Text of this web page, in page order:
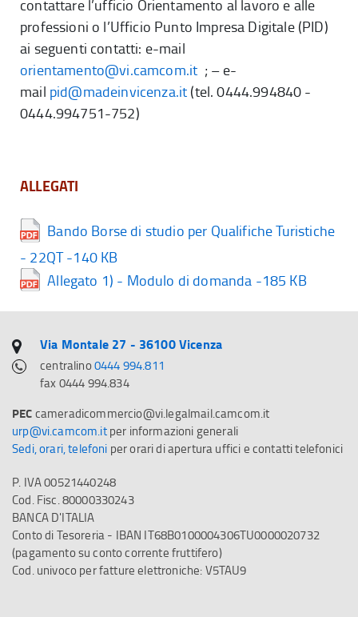
contattare l’ufficio Orientamento al lavoro e alle
professioni o l’Ufficio Punto Impresa Digitale (PID)
ai seguenti contatti: e-mail
orientamento@vi.camcom.it ; – e-
mail pid@madeinvicenza.it (tel. 0444.994840 -
0444.994751-752)
ALLEGATI
Bando Borse di studio per Qualifiche Turistiche
- 22QT -140 KB
Allegato 1) - Modulo di domanda -185 KB
Via Montale 27 - 36100 Vicenza
centralino0444 994.811
fax 0444 994.834
PECcameradicommercio@vi.legalmail.camcom.it
urp@vi.camcom.itper informazioni generali
Sedi, orari, telefoni per orari di apertura uffici e contatti telefonici
P. IVA 00521440248
Cod. Fisc. 80000330243
BANCA D'ITALIA
Conto di Tesoreria - IBAN IT68B0100004306TU0000020732
(pagamento su conto corrente fruttifero)
Cod. univoco per fatture elettroniche: V5TAU9